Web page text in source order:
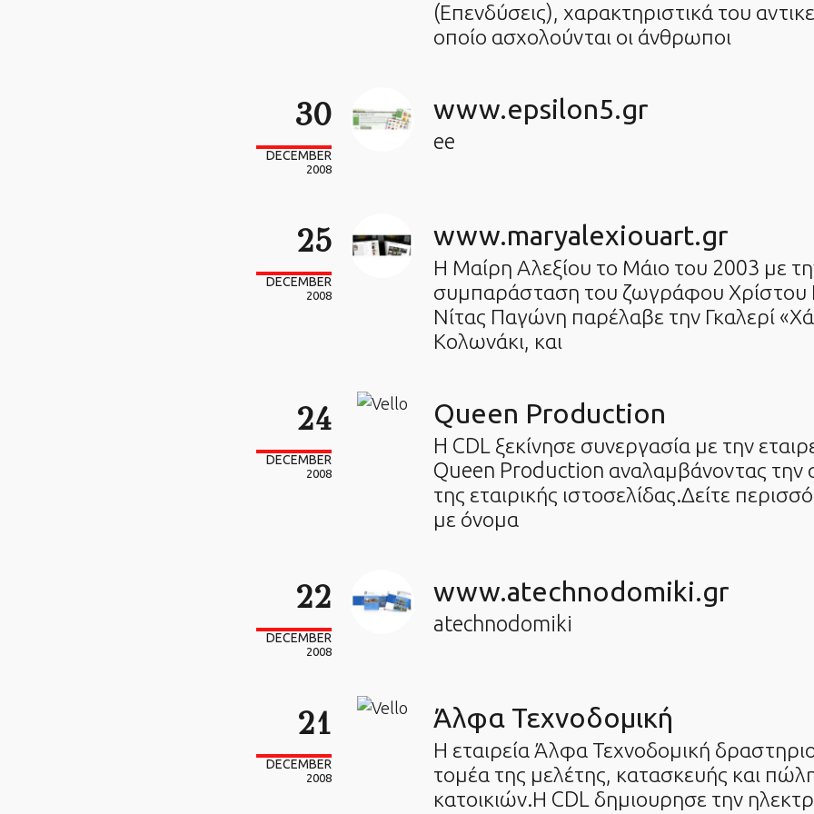
(Επενδύσεις), χαρακτηριστικά του
οποίο ασχολούνται οι άνθρωποι
30
DECEMBER
2008
www.epsilon5.gr
ee
25
DECEMBER
2008
www.maryalexiouart.gr
Η Μαίρη Αλεξίου το Μάιο του 2003 με
συμπαράσταση του ζωγράφου Χρίστου
Νίτας Παγώνη παρέλαβε την Γκαλερί
Κολωνάκι, και
24
DECEMBER
2008
Queen Production
H CDL ξεκίνησε συνεργασία με την
Queen Production αναλαμβάνοντας την
της εταιρικής ιστοσελίδας.Δείτε
με όνομα
22
DECEMBER
2008
www.atechnodomiki.gr
atechnodomiki
21
DECEMBER
2008
Άλφα Τεχνοδομική
Η εταιρεία Άλφα Τεχνοδομική
τομέα της μελέτης, κατασκευής και
κατοικιών.Η CDL δημιουρησε την